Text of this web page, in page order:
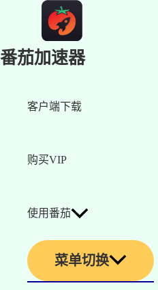
番茄加速器
客户端下载
购买VIP
使用番茄
菜单切换